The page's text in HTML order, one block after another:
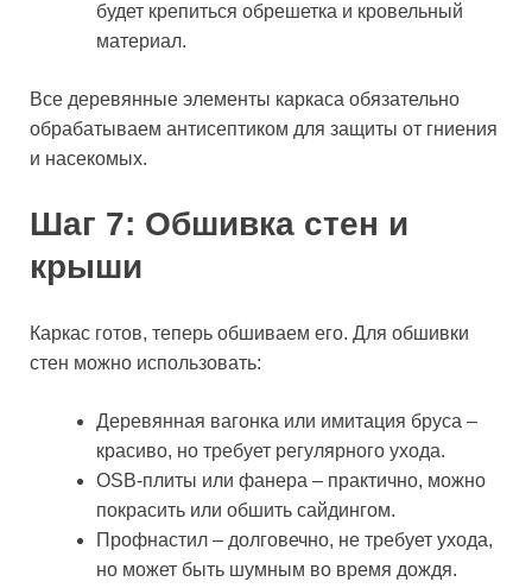
будет крепиться обрешетка и кровельный
материал.
Все деревянные элементы каркаса обязательно
обрабатываем антисептиком для защиты от гниения
и насекомых.
Шаг 7: Обшивка стен и
крыши
Каркас готов, теперь обшиваем его. Для обшивки
стен можно использовать:
Деревянная вагонка или имитация бруса –
красиво, но требует регулярного ухода.
OSB-плиты или фанера – практично, можно
покрасить или обшить сайдингом.
Профнастил – долговечно, не требует ухода,
но может быть шумным во время дождя.